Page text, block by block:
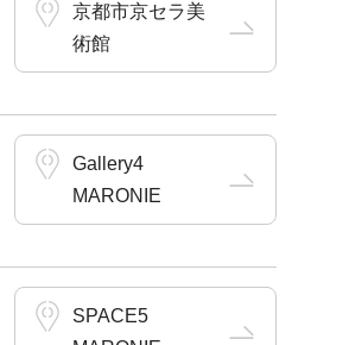
京都市京セラ美
術館
Gallery4
MARONIE
SPACE5